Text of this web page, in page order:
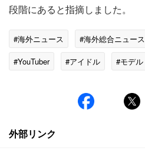
段階にあると指摘しました。
#海外ニュース #海外総合ニュース
#YouTuber
#アイドル #モデル
外部リンク